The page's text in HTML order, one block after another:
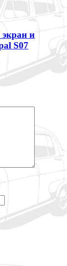
и
S07